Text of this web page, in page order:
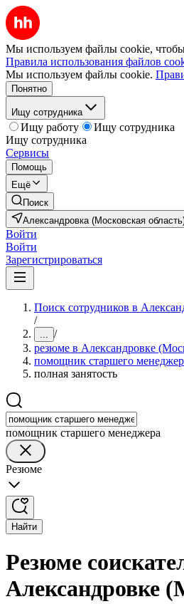
Мы используем файлы cookie, чтобы
Правила использования файлов
Мы используем файлы cookie.
Понятно
Ищу сотрудника
Ищу работу
Ищу сотрудника
Ищу сотрудника
Сервисы
Помощь
Ещё
Поиск
Александровка (Московская
Войти
Войти
Зарегистрироваться
Поиск сотрудников в
/
... /
резюме в Александровке
помощник старшего
полная занятость
помощник старшего менеджера
Резюме
Найти
Резюме
Александровке